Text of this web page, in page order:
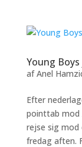
Young
afAnel
Efter
pointtab mod
rejse sig
fredag aften.